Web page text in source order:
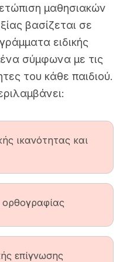
μαθησιακών
βασίζεται σε
ειδικής
σύμφωνα με τις
του κάθε παιδιού.
ικανότητας και
ορθογραφίας
επίγνωσης